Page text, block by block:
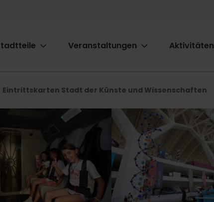
Veranstaltungen Aktivitäten
Eintrittskarten Stadt der Künste und Wissenschaften